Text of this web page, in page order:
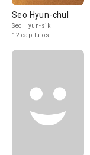
Seo Hyun-chul
Seo Hyun-sik
12 capítulos